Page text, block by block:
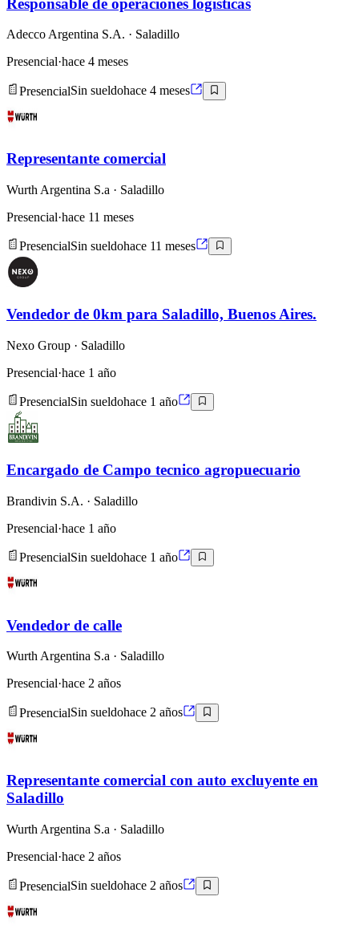
Adecco Argentina S.A. · Saladillo
Presencial·hace 4 meses
PresencialSin sueldohace 4 meses
Representante comercial
Wurth Argentina S.a · Saladillo
Presencial·hace 11 meses
PresencialSin sueldohace 11 meses
Vendedor de 0km para Saladillo, Buenos Aires.
Nexo Group · Saladillo
Presencial·hace 1 año
PresencialSin sueldohace 1 año
Encargado de Campo tecnico agropuecuario
Brandivin S.A. · Saladillo
Presencial·hace 1 año
PresencialSin sueldohace 1 año
Vendedor de calle
Wurth Argentina S.a · Saladillo
Presencial·hace 2 años
PresencialSin sueldohace 2 años
Representante comercial con auto excluyente en
Saladillo
Wurth Argentina S.a · Saladillo
Presencial·hace 2 años
PresencialSin sueldohace 2 años